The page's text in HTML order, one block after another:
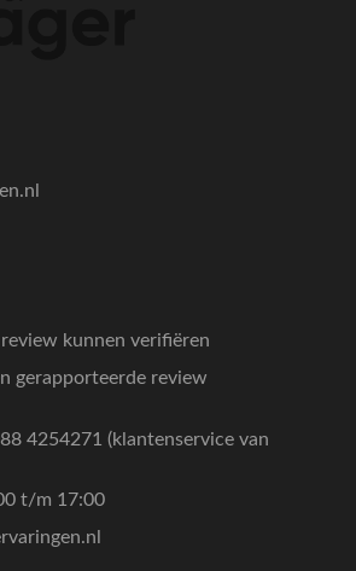
kunnen verifiëren
gerapporteerde review
4254271 (klantenservice van
t/m 17:00